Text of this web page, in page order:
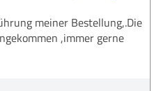
meiner Bestellung,.Die
,immer gerne